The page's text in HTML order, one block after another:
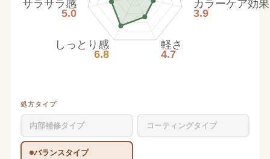
カラーケア効果
3.9
軽さ
4.7
しっとり感
6.8
サラサラ感
5.0
処方タイプ
内部補修タイプ コーティングタイプ
バランスタイプ